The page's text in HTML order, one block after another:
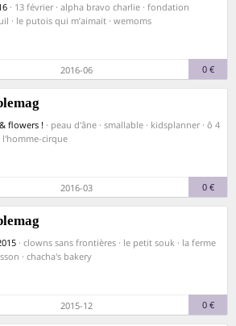
· 13 février · alpha bravo charlie · fondation
· le putois qui m’aimait · wemoms
2016-06 0 €
flowers ! · peau d'âne · smallable · kidsplanner · ô 4
l'homme-cirque
2016-03 0 €
· clowns sans frontières · le petit souk · la ferme
· chacha's bakery
2015-12 0 €